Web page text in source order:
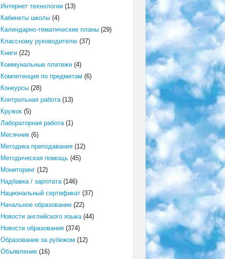
Интернет технологии(13)
Кабинеты школы(4)
Календарно-тематические планы(29)
Классному руководителю(37)
Книги(22)
Коммунальные платежи(4)
Компетенция по предметам (6)
Конкурсы(28)
Контрольная работа(13)
Кружок(5)
Лабораторная работа(1)
Месячник(6)
Методика преподавания(12)
Методическая помощь(45)
Мониторинг(12)
Надбавка / зарплата(146)
Национальный сертификат(37)
Начальное образование(22)
Новости английского языка(44)
Новости образования(374)
Образование за рубежом (12)
Объявление(16)